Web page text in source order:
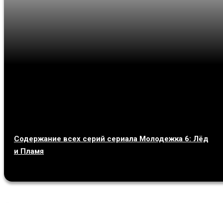
Содержание всех серий сериала Молодежка 6: Лёд
и Пламя